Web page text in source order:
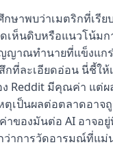
ษาพบว่าเมตริกที่เรีย
เห็นดิบหรือแนวโน้มก
ญาณทำนายที่แข็งแก
ที่ละเอียดอ่อน นี่ชี้ให้
Reddit มีคุณค่า แต่ผ
ตุเป็นผลต่อตลาดอาจ
าของมันต่อ AI อาจอ
าการวัดอารมณ์ที่แม่